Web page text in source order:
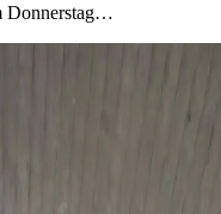
Donnerstag…